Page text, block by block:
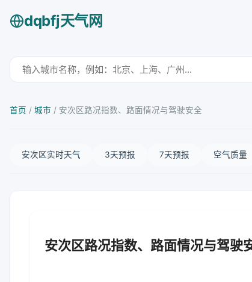
dqbfj天气网
首页 / 城市 / 安次区路况指数、路面情况与驾驶安全
安次区实时天气 3天预报 7天预报 空气质量
安次区路况指数、路面情况与驾驶